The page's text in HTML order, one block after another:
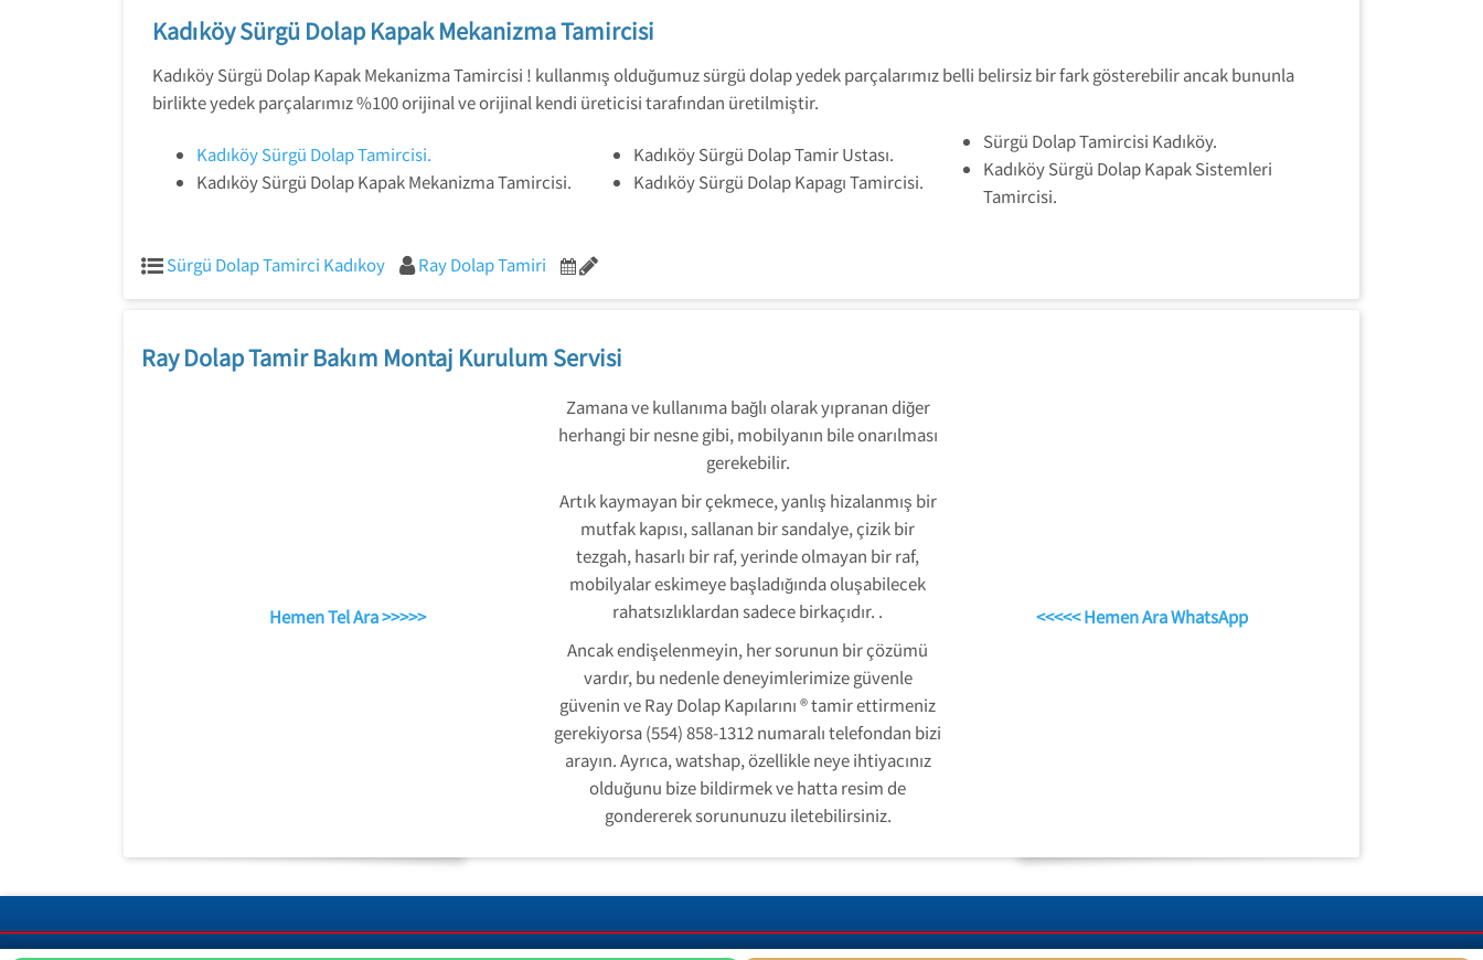
Kadıköy Sürgü Dolap Kapak Mekanizma Tamircisi
Kadıköy Sürgü Dolap Kapak Mekanizma Tamircisi ! kullanmış olduğumuz sürgü dolap yedek parçalarımız belli belirsiz bir fark gösterebilir ancak bununla
birlikte yedek parçalarımız %100 orijinal ve orijinal kendi üreticisi tarafından üretilmiştir.
Kadıköy Sürgü Dolap Tamircisi.
Kadıköy Sürgü Dolap Kapak Mekanizma Tamircisi.
Kadıköy Sürgü Dolap Tamir Ustası.
Kadıköy Sürgü Dolap Kapagı Tamircisi.
Sürgü Dolap Tamircisi Kadıköy.
Kadıköy Sürgü Dolap Kapak Sistemleri
Tamircisi.
Sürgü Dolap Tamirci Kadıkoy Ray Dolap Tamiri
Ray Dolap Tamir Bakım Montaj Kurulum Servisi
Hemen Tel Ara >>>>>
Zamana ve kullanıma bağlı olarak yıpranan diğer
herhangi bir nesne gibi, mobilyanın bile onarılması
gerekebilir.
Artık kaymayan bir çekmece, yanlış hizalanmış bir
mutfak kapısı, sallanan bir sandalye, çizik bir
tezgah, hasarlı bir raf, yerinde olmayan bir raf,
mobilyalar eskimeye başladığında oluşabilecek
rahatsızlıklardan sadece birkaçıdır. .
Ancak endişelenmeyin, her sorunun bir çözümü
vardır, bu nedenle deneyimlerimize güvenle
güvenin ve Ray Dolap Kapılarını ® tamir ettirmeniz
gerekiyorsa (554) 858-1312 numaralı telefondan bizi
arayın. Ayrıca, watshap, özellikle neye ihtiyacınız
olduğunu bize bildirmek ve hatta resim de
gondererek sorununuzu iletebilirsiniz.
<<<<< Hemen Ara WhatsApp